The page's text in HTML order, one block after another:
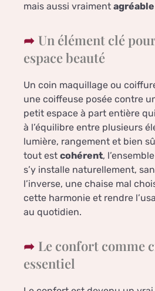
mais aussi vraiment agréable
Un élément clé
espace beauté
Un coin maquillage ou
une coiffeuse posée contre
petit espace à part entière
à l’équilibre entre plusieurs
lumière, rangement et bien
tout est cohérent,
s’y installe naturellement,
l’inverse, une chaise mal
cette harmonie et rendre
au quotidien.
Le confort comme
essentiel